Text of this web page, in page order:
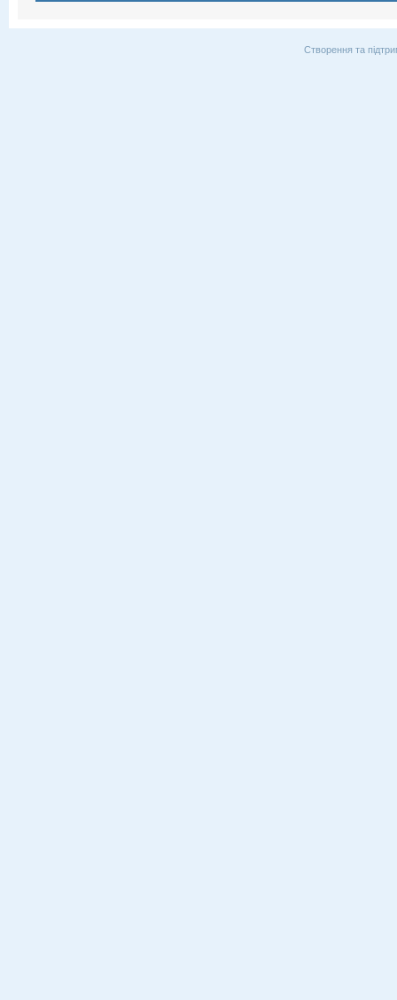
Створення та